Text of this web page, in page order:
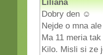
Dobry den ☺
Nejde o mna
Ma 11 meria
Kilo. Misli si ze